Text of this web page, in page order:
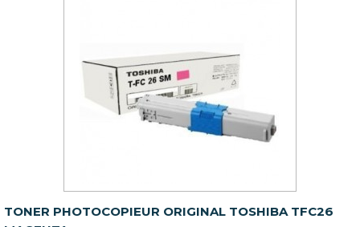
TONER PHOTOCOPIEUR ORIGINAL TOSHIBA TFC26